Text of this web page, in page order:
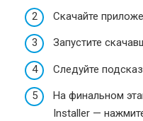
Скачайте
Запустите
Следуйте
На финальном
Installer —